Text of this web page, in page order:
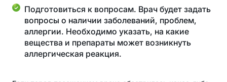
Подготовиться к вопросам. Врач будет задать
вопросы о наличии заболеваний, проблем,
аллергии. Необходимо указать, на какие
вещества и препараты может возникнуть
аллергическая реакция.